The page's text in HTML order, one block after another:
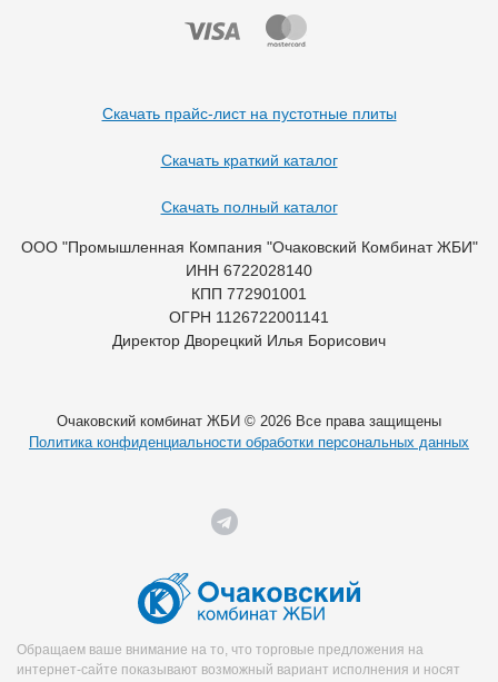
Скачать прайс-лист на пустотные плиты
Скачать краткий каталог
Скачать полный каталог
ООО "Промышленная Компания "Очаковский Комбинат ЖБИ"
ИНН 6722028140
КПП 772901001
ОГРН 1126722001141
Директор Дворецкий Илья Борисович
Очаковский комбинат ЖБИ © 2026 Все права защищены
Политика конфиденциальности обработки персональных данных
Обращаем ваше внимание на то, что торговые предложения на
интернет-сайте показывают возможный вариант исполнения и носят